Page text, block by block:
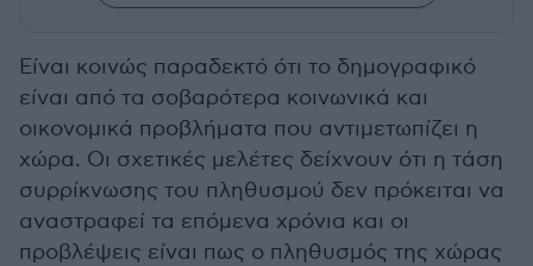
Είναι κοινώς παραδεκτό ότι το δημογραφικό
είναι από τα σοβαρότερα κοινωνικά και
οικονομικά προβλήματα που αντιμετωπίζει η
χώρα. Οι σχετικές μελέτες δείχνουν ότι η τάση
συρρίκνωσης του πληθυσμού δεν πρόκειται να
αναστραφεί τα επόμενα χρόνια και οι
προβλέψεις είναι πως ο πληθυσμός της χώρας